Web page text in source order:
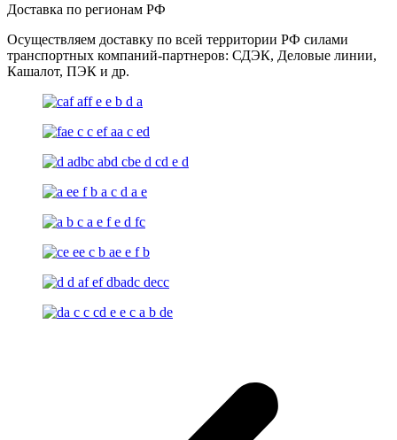
Доставка по регионам РФ
Осуществляем доставку по всей территории РФ силами
транспортных компаний-партнеров: СДЭК, Деловые линии,
Кашалот, ПЭК и др.